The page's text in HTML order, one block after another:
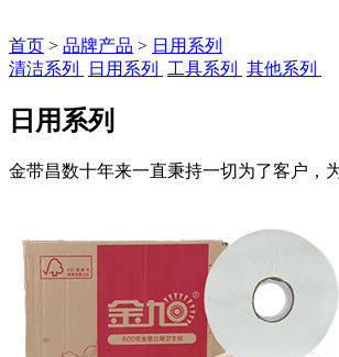
首页 > 品牌产品 > 日用系列
清洁系列
日用系列 工具系列 其他系列
日用系列
金带昌数十年来一直秉持一切为了客户，